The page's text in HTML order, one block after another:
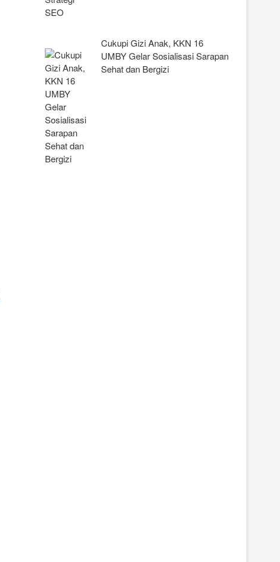
Cukupi Gizi Anak, KKN 16
UMBY Gelar Sosialisasi Sarapan
Sehat dan Bergizi